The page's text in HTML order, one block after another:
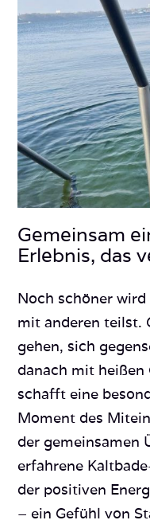
Gemeinsam
Erlebnis, das
Noch schöner wird
mit anderen teilst.
gehen, sich
danach mit heißen
schafft eine
Moment des
der gemeinsamen
erfahrene
der positiven
– ein Gefühl von